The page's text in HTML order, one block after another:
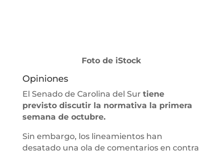
Foto de iStock
Opiniones
El Senado de Carolina del Sur tiene
previsto discutir la normativa la primera
semana de octubre.
Sin embargo, los lineamientos han
desatado una ola de comentarios en contra